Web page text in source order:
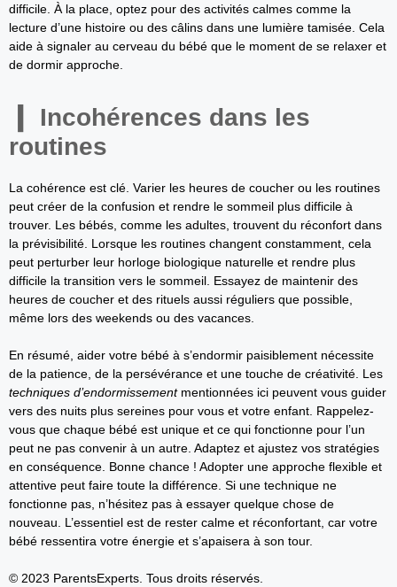
difficile. À la place, optez pour des activités calmes comme la
lecture d’une histoire ou des câlins dans une lumière tamisée. Cela
aide à signaler au cerveau du bébé que le moment de se relaxer et
de dormir approche.
Incohérences dans les
routines
La cohérence est clé. Varier les heures de coucher ou les routines
peut créer de la confusion et rendre le sommeil plus difficile à
trouver. Les bébés, comme les adultes, trouvent du réconfort dans
la prévisibilité. Lorsque les routines changent constamment, cela
peut perturber leur horloge biologique naturelle et rendre plus
difficile la transition vers le sommeil. Essayez de maintenir des
heures de coucher et des rituels aussi réguliers que possible,
même lors des weekends ou des vacances.
En résumé, aider votre bébé à s’endormir paisiblement nécessite
de la patience, de la persévérance et une touche de créativité. Les
techniques d’endormissementmentionnées ici peuvent vous guider
vers des nuits plus sereines pour vous et votre enfant. Rappelez-
vous que chaque bébé est unique et ce qui fonctionne pour l’un
peut ne pas convenir à un autre. Adaptez et ajustez vos stratégies
en conséquence. Bonne chance ! Adopter une approche flexible et
attentive peut faire toute la différence. Si une technique ne
fonctionne pas, n’hésitez pas à essayer quelque chose de
nouveau. L’essentiel est de rester calme et réconfortant, car votre
bébé ressentira votre énergie et s’apaisera à son tour.
© 2023 ParentsExperts. Tous droits réservés.